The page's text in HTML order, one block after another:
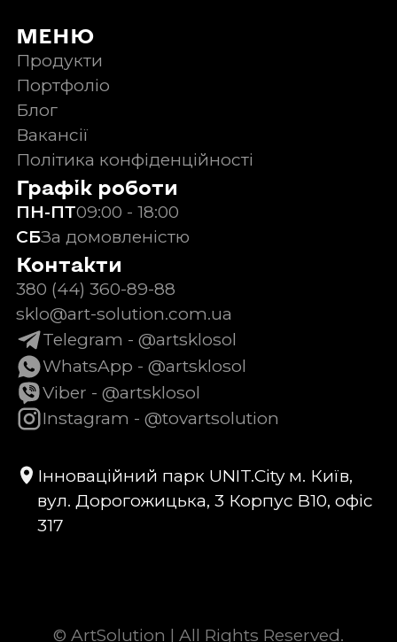
МЕНЮ
Продукти
Портфоліо
Блог
Вакансії
Політика конфіденційності
Графік роботи
ПН-ПТ09:00 - 18:00
СБЗа домовленістю
Контакти
380 (44) 360-89-88
sklo@art-solution.com.ua
Telegram - @artsklosol
WhatsApp - @artsklosol
Viber - @artsklosol
Instagram - @tovartsolution
Інноваційний парк UNIT.City м. Київ,
вул. Дорогожицька, 3 Корпус B10, офіс
317
© ArtSolution | All Rights Reserved.